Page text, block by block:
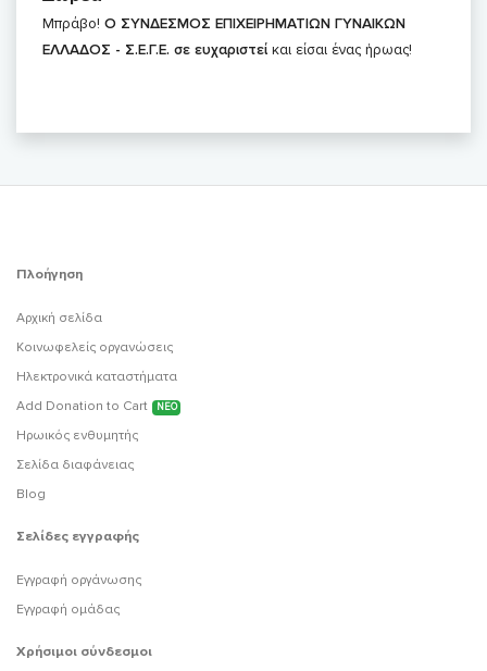
Μπράβο! Ο ΣΥΝΔΕΣΜΟΣ ΕΠΙΧΕΙΡΗΜΑΤΙΩΝ ΓΥΝΑΙΚΩΝ
ΕΛΛΑΔΟΣ - Σ.Ε.Γ.Ε. σε ευχαριστεί και είσαι ένας ήρωας!
Πλοήγηση
Αρχική σελίδα
Κοινωφελείς οργανώσεις
Ηλεκτρονικά καταστήματα
Add Donation to Cart
ΝΕΟ
Ηρωικός ενθυμητής
Σελίδα διαφάνειας
Blog
Σελίδες εγγραφής
Εγγραφή οργάνωσης
Εγγραφή ομάδας
Χρήσιμοι σύνδεσμοι